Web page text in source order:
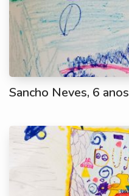
Sancho Neves, 6 anos